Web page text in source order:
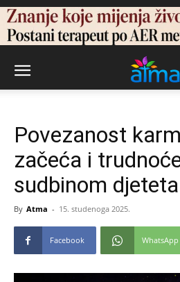
Povezanost
začeća i
sudbinom djeteta
By Atma - 15. studenoga 2025.
Facebook WhatsApp